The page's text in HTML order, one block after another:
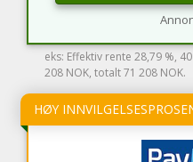
eks: Effektiv rente 28,79 %,
208 NOK, totalt 71 208 NOK.
HØY